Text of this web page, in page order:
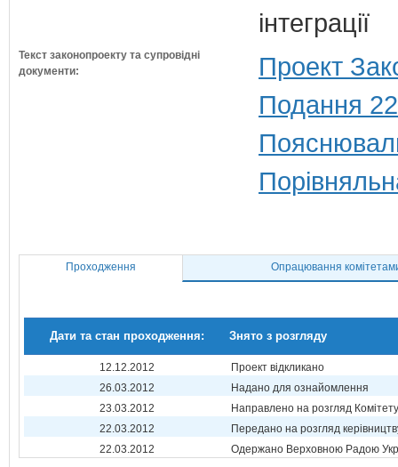
інтеграції
Текст законопроекту та супровідні
документи:
Проект
Подання
Проходження Опрацювання
Дати та стан проходження: Знято з розгляду
12.12.2012
Проект відкликано
26.03.2012
Надано для ознайомлення
23.03.2012
Направлено на розгляд Комітету
22.03.2012
Передано на розгляд
22.03.2012
Одержано Верховною Радою